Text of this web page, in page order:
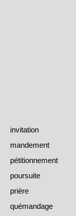
invitation
mandement
pétitionnement
poursuite
prière
quémandage